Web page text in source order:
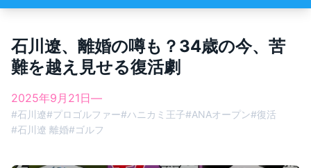
石川遼、離婚の噂も？34歳の今、苦
難を越え見せる復活劇
2025年9月21日—
#石川遼#プロゴルファー#ハニカミ王子#ANAオープン#復活
#石川遼 離婚#ゴルフ